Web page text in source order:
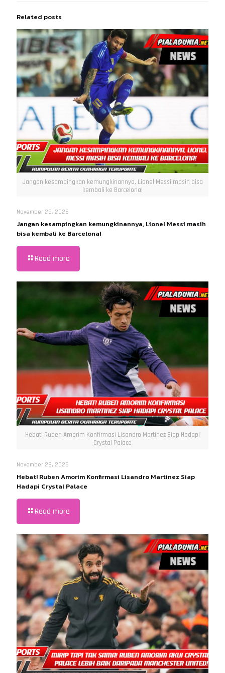
Related posts
Jangan kesampingkan kemungkinannya, Lionel Messi masih bisa
kembali ke Barcelona!
November 29, 2025
Jangan kesampingkan kemungkinannya, Lionel Messi masih
bisa kembali ke Barcelona!
Read more
Hebat! Ruben Amorim Konfirmasi Lisandro Martinez Siap Hadapi
Crystal Palace
November 29, 2025
Hebat! Ruben Amorim Konfirmasi Lisandro Martinez Siap
Hadapi Crystal Palace
Read more